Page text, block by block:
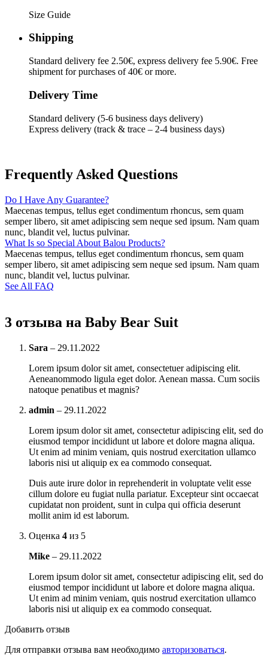
Size Guide
Shipping
Standard delivery fee 2.50€, express delivery fee 5.90€. Free
shipment for purchases of 40€ or more.
Delivery Time
Standard delivery (5-6 business days delivery)
Express delivery (track & trace – 2-4 business days)
Frequently Asked Questions
Do I Have Any Guarantee?
Maecenas tempus, tellus eget condimentum rhoncus, sem quam
semper libero, sit amet adipiscing sem neque sed ipsum. Nam quam
nunc, blandit vel, luctus pulvinar.
What Is so Special About Balou Products?
Maecenas tempus, tellus eget condimentum rhoncus, sem quam
semper libero, sit amet adipiscing sem neque sed ipsum. Nam quam
nunc, blandit vel, luctus pulvinar.
See All FAQ
3 отзыва на Baby Bear Suit
Sara – 29.11.2022
Lorem ipsum dolor sit amet, consectetuer adipiscing elit.
Aeneanommodo ligula eget dolor. Aenean massa. Cum sociis
natoque penatibus et magnis?
admin – 29.11.2022
Lorem ipsum dolor sit amet, consectetur adipiscing elit, sed do
eiusmod tempor incididunt ut labore et dolore magna aliqua.
Ut enim ad minim veniam, quis nostrud exercitation ullamco
laboris nisi ut aliquip ex ea commodo consequat.
Duis aute irure dolor in reprehenderit in voluptate velit esse
cillum dolore eu fugiat nulla pariatur. Excepteur sint occaecat
cupidatat non proident, sunt in culpa qui officia deserunt
mollit anim id est laborum.
Оценка 4 из 5
Mike – 29.11.2022
Lorem ipsum dolor sit amet, consectetur adipiscing elit, sed do
eiusmod tempor incididunt ut labore et dolore magna aliqua.
Ut enim ad minim veniam, quis nostrud exercitation ullamco
laboris nisi ut aliquip ex ea commodo consequat.
Добавить отзыв
Для отправки отзыва вам необходимо авторизоваться.